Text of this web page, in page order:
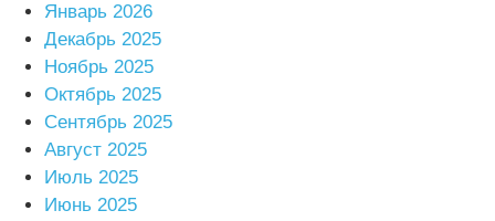
Январь 2026
Декабрь 2025
Ноябрь 2025
Октябрь 2025
Сентябрь 2025
Август 2025
Июль 2025
Июнь 2025